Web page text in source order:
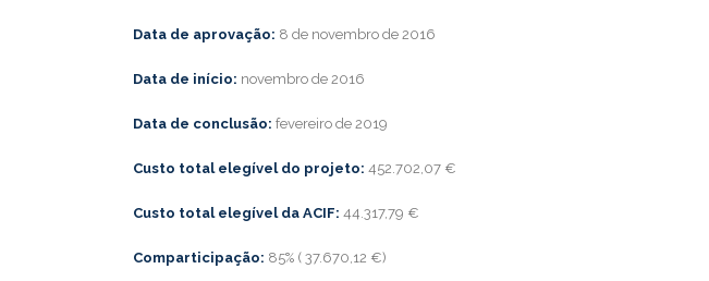
Data de aprovação: 8 de novembro de 2016
Data de início: novembro de 2016
Data de conclusão: fevereiro de 2019
Custo total elegível do projeto: 452.702,07 €
Custo total elegível da ACIF: 44.317,79 €
Comparticipação: 85% ( 37.670,12 €)